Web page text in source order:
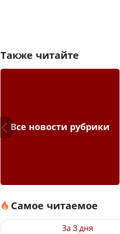
Также читайте
Все новости рубрики
Самое читаемое
За 3 дня